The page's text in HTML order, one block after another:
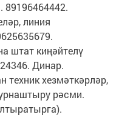
линия
штат киңәйтелү
Динар.
техник хезмәткәрләр,
рәсми.